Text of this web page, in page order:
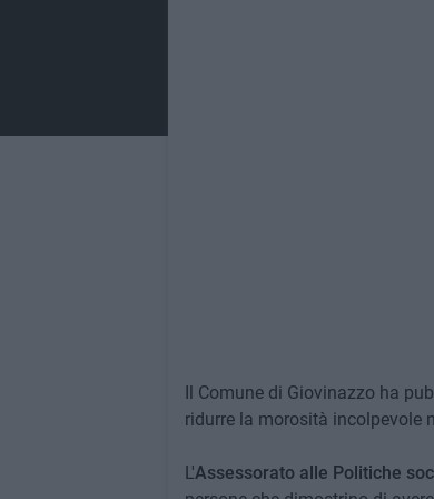
Il Comune di Giovinazzo ha
ridurre la morosità incolpevole
L'Assessorato alle Politiche